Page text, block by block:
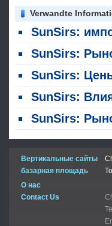
Verwandte
SunSirs: импорт толуена в Китае в первой
SunSirs: Рынок толуена вырос в
SunSirs: Цены на толуен выросли,
SunSirs: Влияние Индии на продление
SunSirs: Рынок толуена
Вертикальные сайты
базарная площадь
О нас
Contact Us